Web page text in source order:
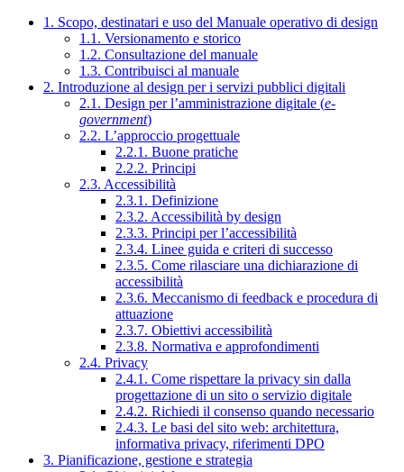
1. Scopo, destinatari e uso del Manuale operativo di design
1.1. Versionamento e storico
1.2. Consultazione del manuale
1.3. Contribuisci al manuale
2. Introduzione al design per i servizi pubblici digitali
2.1. Design per l’amministrazione digitale (e-
government)
2.2. L’approccio progettuale
2.2.1. Buone pratiche
2.2.2. Principi
2.3. Accessibilità
2.3.1. Definizione
2.3.2. Accessibilità by design
2.3.3. Principi per l’accessibilità
2.3.4. Linee guida e criteri di successo
2.3.5. Come rilasciare una dichiarazione di
accessibilità
2.3.6. Meccanismo di feedback e procedura di
attuazione
2.3.7. Obiettivi accessibilità
2.3.8. Normativa e approfondimenti
2.4. Privacy
2.4.1. Come rispettare la privacy sin dalla
progettazione di un sito o servizio digitale
2.4.2. Richiedi il consenso quando necessario
2.4.3. Le basi del sito web: architettura,
informativa privacy, riferimenti DPO
3. Pianificazione, gestione e strategia